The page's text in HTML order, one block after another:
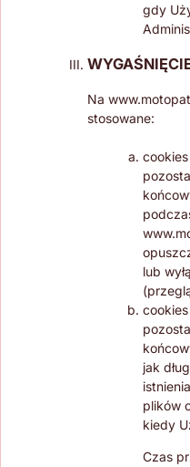
gdy
Na
stosowane:
lub
jak
plików
kiedy
Czas